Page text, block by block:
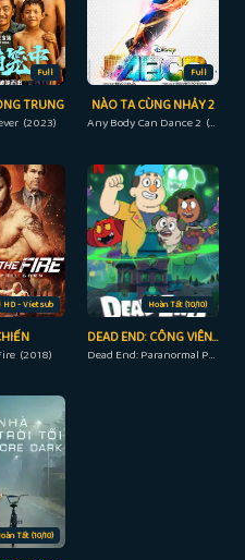
Full
TRUNG
(2023)
Full
NÀO TA CÙNG NHẢY 2
Any Body Can Dance 2 (2015)
HD - Vietsub
(2018)
Hoàn Tất (10/10)
DEAD END: CÔNG VIÊN MA QUÁI (PHẦN 2)
Dead End: Paranormal Park (Season 2) (2022)
Tất (10/10)